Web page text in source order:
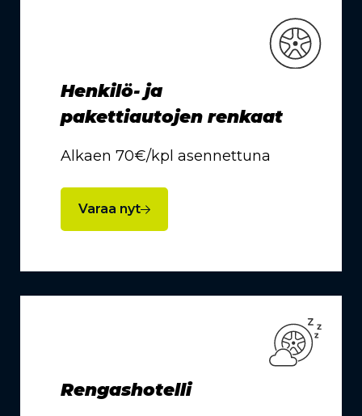
Henkilö- ja
pakettiautojen renkaat
Alkaen 70€/kpl asennettuna
Varaa nyt
Rengashotelli